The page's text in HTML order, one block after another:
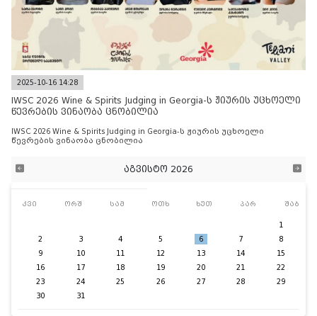
2025-10-16 14:28
IWSC 2026 Wine & Spirits Judging in Georgia-ს ჟიურის უცხოელი
წევრების ვინაობა ცნობილია
IWSC 2026 Wine & Spirits Judging in Georgia-ს ჟიურის უცხოელი
წევრების ვინაობა ცნობილია
აგვისტო 2026
კვი ორშ სამ ოთხ ხუთ პარ შაბ
1
2
3 4 5 6 7
8
9
10 11 12 13 14
15
16
17 18 19 20 21
22
23
24 25 26 27 28
29
30
31